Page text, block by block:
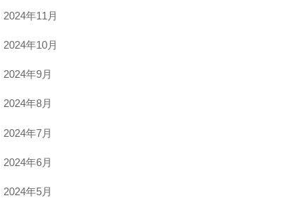
2024年11月
2024年10月
2024年9月
2024年8月
2024年7月
2024年6月
2024年5月